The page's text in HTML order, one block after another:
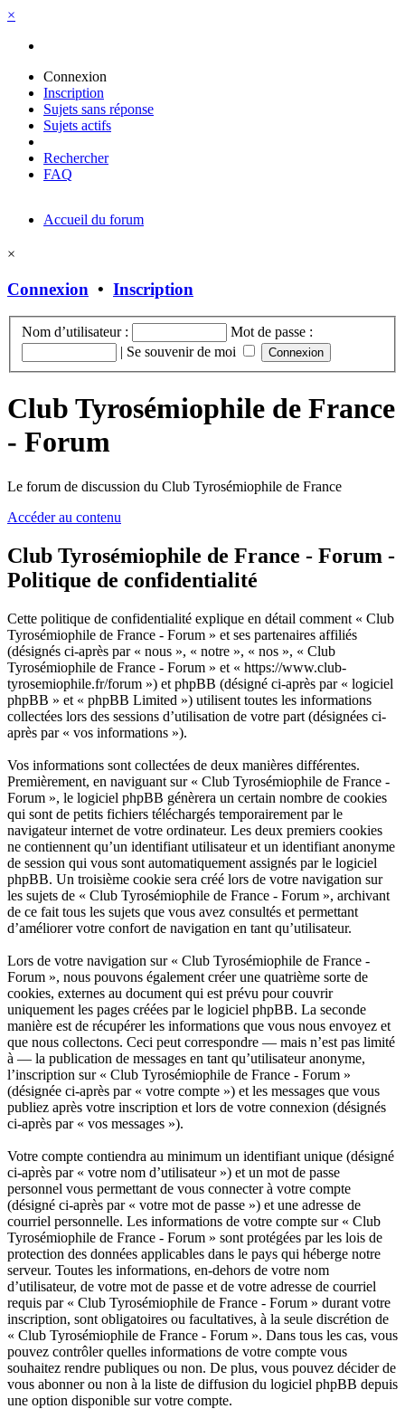
×
Connexion
Inscription
Sujets sans réponse
Sujets actifs
Rechercher
FAQ
Accueil du forum
×
Connexion • Inscription
Nom d’utilisateur :
Mot de passe :
| Se souvenir de moi
Club Tyrosémiophile de France
- Forum
Le forum de discussion du Club Tyrosémiophile de France
Accéder au contenu
Club Tyrosémiophile de France - Forum -
Politique de confidentialité
Cette politique de confidentialité explique en détail comment « Club
Tyrosémiophile de France - Forum » et ses partenaires affiliés
(désignés ci-après par « nous », « notre », « nos », « Club
Tyrosémiophile de France - Forum » et « https://www.club-
tyrosemiophile.fr/forum ») et phpBB (désigné ci-après par « logiciel
phpBB » et « phpBB Limited ») utilisent toutes les informations
collectées lors des sessions d’utilisation de votre part (désignées ci-
après par « vos informations »).
Vos informations sont collectées de deux manières différentes.
Premièrement, en naviguant sur « Club Tyrosémiophile de France -
Forum », le logiciel phpBB génèrera un certain nombre de cookies
qui sont de petits fichiers téléchargés temporairement par le
navigateur internet de votre ordinateur. Les deux premiers cookies
ne contiennent qu’un identifiant utilisateur et un identifiant anonyme
de session qui vous sont automatiquement assignés par le logiciel
phpBB. Un troisième cookie sera créé lors de votre navigation sur
les sujets de « Club Tyrosémiophile de France - Forum », archivant
de ce fait tous les sujets que vous avez consultés et permettant
d’améliorer votre confort de navigation en tant qu’utilisateur.
Lors de votre navigation sur « Club Tyrosémiophile de France -
Forum », nous pouvons également créer une quatrième sorte de
cookies, externes au document qui est prévu pour couvrir
uniquement les pages créées par le logiciel phpBB. La seconde
manière est de récupérer les informations que vous nous envoyez et
que nous collectons. Ceci peut correspondre — mais n’est pas limité
à — la publication de messages en tant qu’utilisateur anonyme,
l’inscription sur « Club Tyrosémiophile de France - Forum »
(désignée ci-après par « votre compte ») et les messages que vous
publiez après votre inscription et lors de votre connexion (désignés
ci-après par « vos messages »).
Votre compte contiendra au minimum un identifiant unique (désigné
ci-après par « votre nom d’utilisateur ») et un mot de passe
personnel vous permettant de vous connecter à votre compte
(désigné ci-après par « votre mot de passe ») et une adresse de
courriel personnelle. Les informations de votre compte sur « Club
Tyrosémiophile de France - Forum » sont protégées par les lois de
protection des données applicables dans le pays qui héberge notre
serveur. Toutes les informations, en-dehors de votre nom
d’utilisateur, de votre mot de passe et de votre adresse de courriel
requis par « Club Tyrosémiophile de France - Forum » durant votre
inscription, sont obligatoires ou facultatives, à la seule discrétion de
« Club Tyrosémiophile de France - Forum ». Dans tous les cas, vous
pouvez contrôler quelles informations de votre compte vous
souhaitez rendre publiques ou non. De plus, vous pouvez décider de
vous abonner ou non à la liste de diffusion du logiciel phpBB depuis
une option disponible sur votre compte.